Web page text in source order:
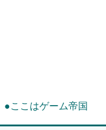
●ここはゲーム帝国